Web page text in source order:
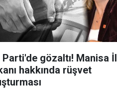
Parti'de gözaltı! Manisa İl
hakkında rüşvet